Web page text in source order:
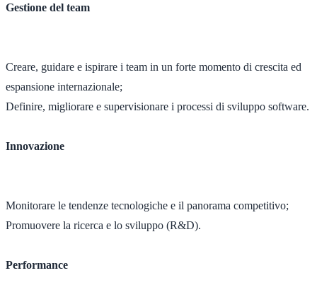
Gestione del team
Creare, guidare e ispirare i team in un forte momento di crescita ed
espansione internazionale;
Definire, migliorare e supervisionare i processi di sviluppo software.
Innovazione
Monitorare le tendenze tecnologiche e il panorama competitivo;
Promuovere la ricerca e lo sviluppo (R&D).
Performance